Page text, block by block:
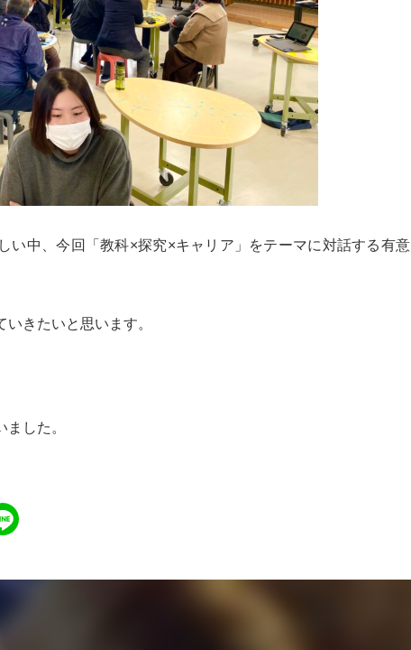
い中、今回「教科×探究×キャリア」をテーマに対話する有意
きたいと思います。
した。